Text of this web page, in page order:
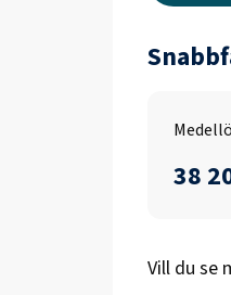
38
Vill du se